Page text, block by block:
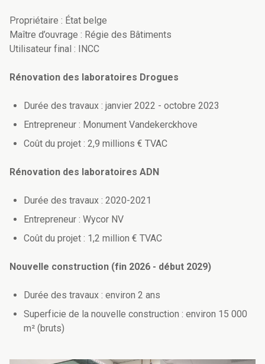
Propriétaire : État belge
Maître d’ouvrage : Régie des Bâtiments
Utilisateur final : INCC
Rénovation des laboratoires Drogues
Durée des travaux : janvier 2022 - octobre 2023
Entrepreneur : Monument Vandekerckhove
Coût du projet : 2,9 millions € TVAC
Rénovation des laboratoires ADN
Durée des travaux : 2020-2021
Entrepreneur : Wycor NV
Coût du projet : 1,2 million € TVAC
Nouvelle construction (fin 2026 - début 2029)
Durée des travaux : environ 2 ans
Superficie de la nouvelle construction : environ 15 000
m² (bruts)